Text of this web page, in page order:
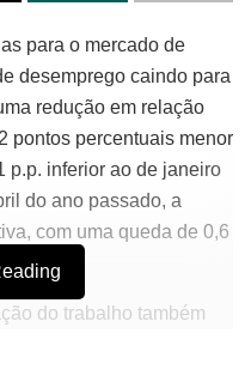
para o mercado de
desemprego caindo para
redução em relação
pontos percentuais menor
p.p. inferior ao de janeiro
do ano passado, a
com uma queda de 0,6
do trabalho também